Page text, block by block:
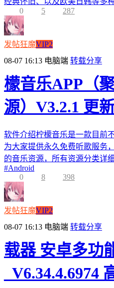
0
5 287
发帖狂魔VIP2
08-07 16:13 电脑端 转载分享
檬音乐APP（
源）V3.2.1 更
软件介绍柠檬音乐是一款目前
为大家提供永久免费听歌服务
的音乐资源，所有资源分类详
#Android
0
8 398
发帖狂魔VIP2
08-07 16:13 电脑端 转载分享
载器 安卓多功
_V6.34.4.6974